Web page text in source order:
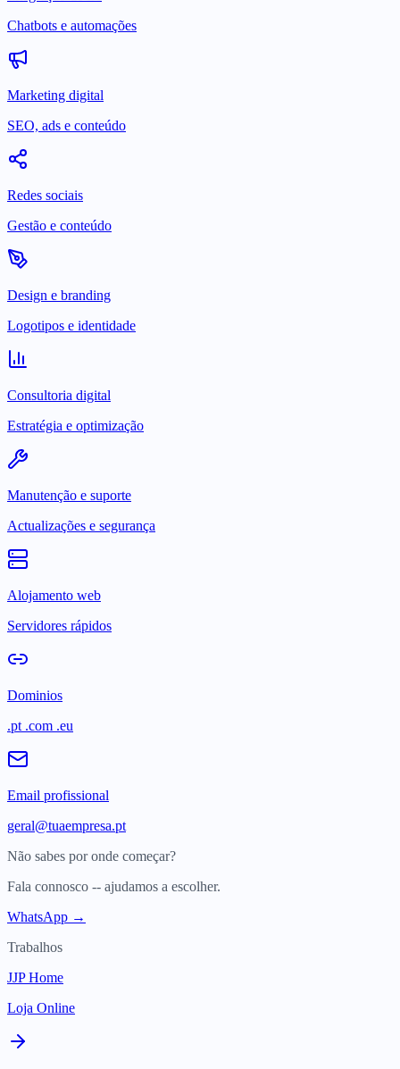
Chatbots e automações
Marketing digital
SEO, ads e conteúdo
Redes sociais
Gestão e conteúdo
Design e branding
Logotipos e identidade
Consultoria digital
Estratégia e optimização
Manutenção e suporte
Actualizações e segurança
Alojamento web
Servidores rápidos
Dominios
.pt .com .eu
Email profissional
geral@tuaempresa.pt
Não sabes por onde começar?
Fala connosco -- ajudamos a escolher.
WhatsApp →
Trabalhos
JJP Home
Loja Online